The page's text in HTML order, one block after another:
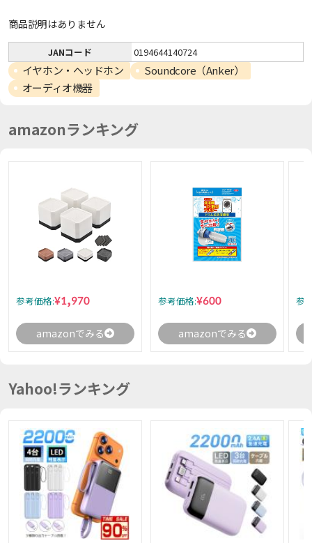
商品説明はありません
JANコード 0194644140724
イヤホン・ヘッドホン
Soundcore（Anker）
オーディオ機器
amazonランキング
参考価格:¥1,970
amazonでみる
参考価格:¥600
amazonでみる
参
Yahoo!ランキング